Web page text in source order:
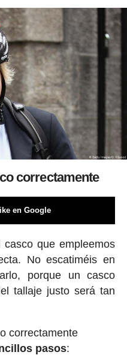
correctamente
en Google
que empleemos
No escatiméis en
porque un casco
tallaje justo será tan
correctamente
pasos: